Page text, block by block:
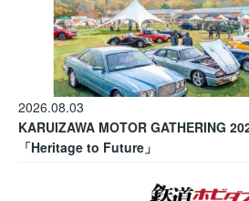
2026.08.03
KARUIZAWA MOTOR GATHERING
「Heritage to Future」